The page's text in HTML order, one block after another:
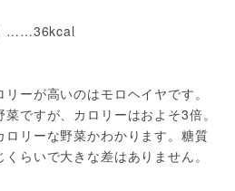
……36kcal
ーが高いのはモロヘイヤです。
ですが、カロリーはおよそ3倍。
リーな野菜かわかります。糖質
らいで大きな差はありません。